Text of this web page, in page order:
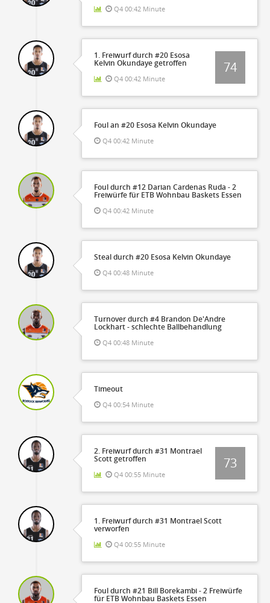
Q4 00:42 Minute
1. Freiwurf durch #20 Esosa
Kelvin Okundaye getroffen
Q4 00:42 Minute
74
Foul an #20 Esosa Kelvin Okundaye
Q4 00:42 Minute
Foul durch #12 Darian Cardenas Ruda - 2
Freiwürfe für ETB Wohnbau Baskets Essen
Q4 00:42 Minute
Steal durch #20 Esosa Kelvin Okundaye
Q4 00:48 Minute
Turnover durch #4 Brandon De'Andre
Lockhart - schlechte Ballbehandlung
Q4 00:48 Minute
Timeout
Q4 00:54 Minute
2. Freiwurf durch #31 Montrael
Scott getroffen
Q4 00:55 Minute
73
1. Freiwurf durch #31 Montrael Scott
verworfen
Q4 00:55 Minute
Foul durch #21 Bill Borekambi - 2 Freiwürfe
für ETB Wohnbau Baskets Essen